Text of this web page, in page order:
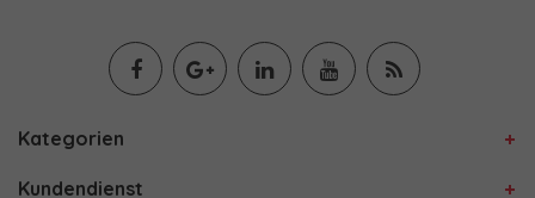
Kategorien
Kundendienst